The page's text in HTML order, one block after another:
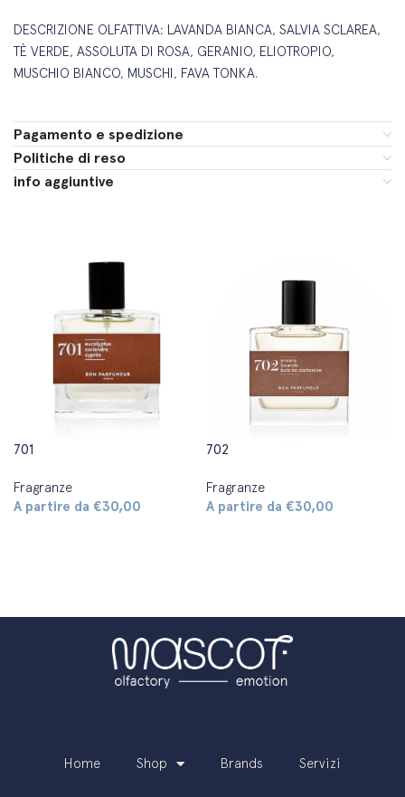
DESCRIZIONE OLFATTIVA: LAVANDA BIANCA, SALVIA SCLAREA,
TÈ VERDE, ASSOLUTA DI ROSA, GERANIO, ELIOTROPIO,
MUSCHIO BIANCO, MUSCHI, FAVA TONKA.
Pagamento e spedizione
Politiche di reso
info aggiuntive
701
Fragranze
A partire da €30,00
702
Fragranze
A partire da €30,00
Home Shop Brands Servizi